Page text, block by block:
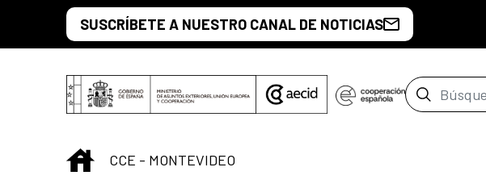
Saltar al contenido principal
SUSCRÍBETE A NUESTRO CANAL DE NOTICIAS
Barra de
INICIO
CCE - MONTEVIDEO